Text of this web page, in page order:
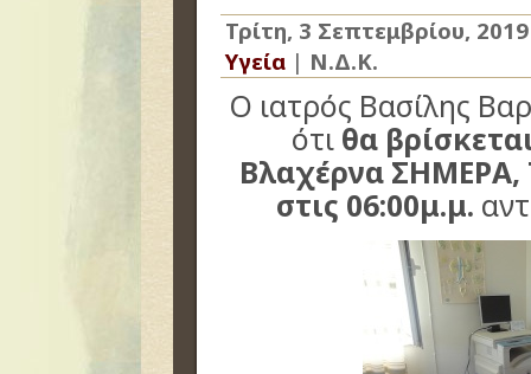
Τρίτη, 3 Σεπτεμβρίου, 2019
Υγεία | Ν.Δ.Κ.
Ο ιατρός Βασίλης
ότι θα
Βλαχέρνα ΣΗΜΕΡΑ,
στις 06:00μ.μ.